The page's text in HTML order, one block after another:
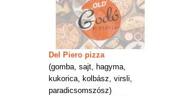
Del Piero pizza
(gomba, sajt, hagyma,
kukorica, kolbász, virsli,
paradicsomszósz)